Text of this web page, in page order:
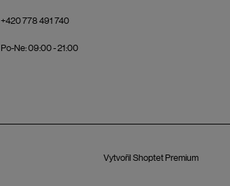
+420 778 491 740
Po-Ne: 09:00 - 21:00
Vytvořil Shoptet Premium